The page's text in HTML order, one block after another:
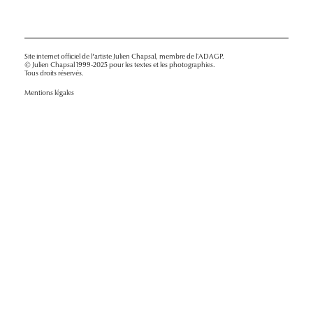
Site internet officiel de l’artiste Julien Chapsal, membre de l'ADAGP.
© Julien Chapsal 1999-2025 pour les textes et les photographies.
Tous droits réservés.
Mentions légales